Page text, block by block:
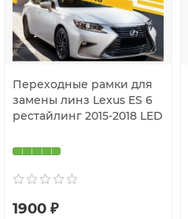
Переходные рамки для
замены линз Lexus ES 6
рестайлинг 2015-2018 LED
1900 ₽